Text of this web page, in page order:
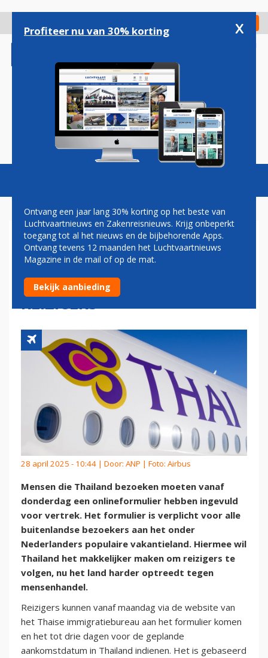
gaan
Check in
Magazine Podcasts Vacatures
THAILAND VERPLICHT
VANAF DONDERDAG
ONLINEFORMULIER VOOR
REIZIGERS
28 april 2025 - 10:44 | Door: ANP | Foto: Airbus
Mensen die Thailand bezoeken moeten vanaf
donderdag een onlineformulier hebben ingevuld
voor vertrek. Het formulier is verplicht voor alle
buitenlandse bezoekers aan het onder
Nederlanders populaire vakantieland. Hiermee wil
Thailand het makkelijker maken om reizigers te
volgen, nu het land harder optreedt tegen
mensenhandel.
Reizigers kunnen vanaf maandag via de website van
het Thaise immigratiebureau aan het formulier komen
en het tot drie dagen voor de geplande
aankomstdatum in Thailand indienen. Het is gebaseerd
Profiteer nu van 30% korting x
Ontvang een jaar lang 30% korting op het beste van
Luchtvaartnieuws en Zakenreisnieuws. Krijg onbeperkt
toegang tot al het nieuws en de bijbehorende Apps.
Ontvang tevens 12 maanden het Luchtvaartnieuws
Magazine in de mail of op de mat.
Bekijk aanbieding